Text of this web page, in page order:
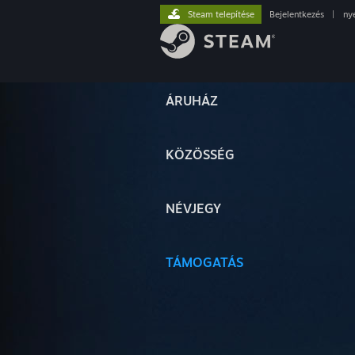
ÁRUHÁZ
KÖZÖSSÉG
NÉVJEGY
TÁMOGATÁS
Steam telepítése Bejelentkezés